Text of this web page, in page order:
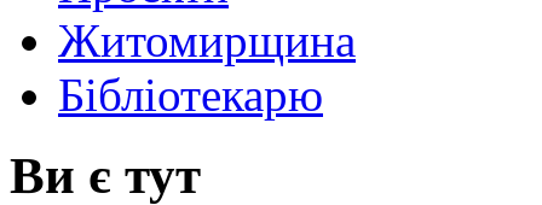
Житомирщина
Бібліотекарю
Ви є тут